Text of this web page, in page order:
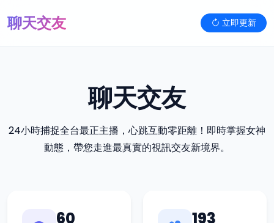
聊天交友 立即更新
聊天交友
24小時捕捉全台最正主播，心跳互動零距離！即時掌握女神
動態，帶您走進最真實的視訊交友新境界。
60 193